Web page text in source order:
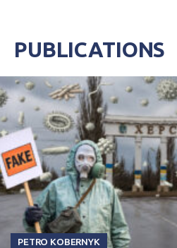
PUBLICATIONS
PETRO KOBERNYK